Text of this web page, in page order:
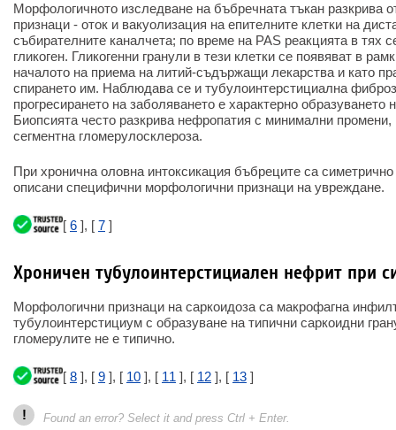
Морфологичното изследване на бъбречната тъкан разкрива
признаци - оток и вакуолизация на епителните клетки на
събирателните каналчета; по време на PAS реакцията в тях
гликоген. Гликогенни гранули в тези клетки се появяват в
началото на приема на литий-съдържащи лекарства и като
спирането им. Наблюдава се и тубулоинтерстициална
прогресирането на заболяването е характерно образуването
Биопсията често разкрива нефропатия с минимални
сегментна гломерулосклероза.
При хронична оловна интоксикация бъбреците са
описани специфични морфологични признаци на увреждане.
[ 6 ], [ 7 ]
Хроничен тубулоинтерстициален нефрит при
Морфологични признаци на саркоидоза са макрофагна
тубулоинтерстициум с образуване на типични саркоидни
гломерулите не е типично.
[ 8 ], [ 9 ], [ 10 ], [ 11 ], [ 12 ], [ 13 ]
! Found an error? Select it and press Ctrl + Enter.